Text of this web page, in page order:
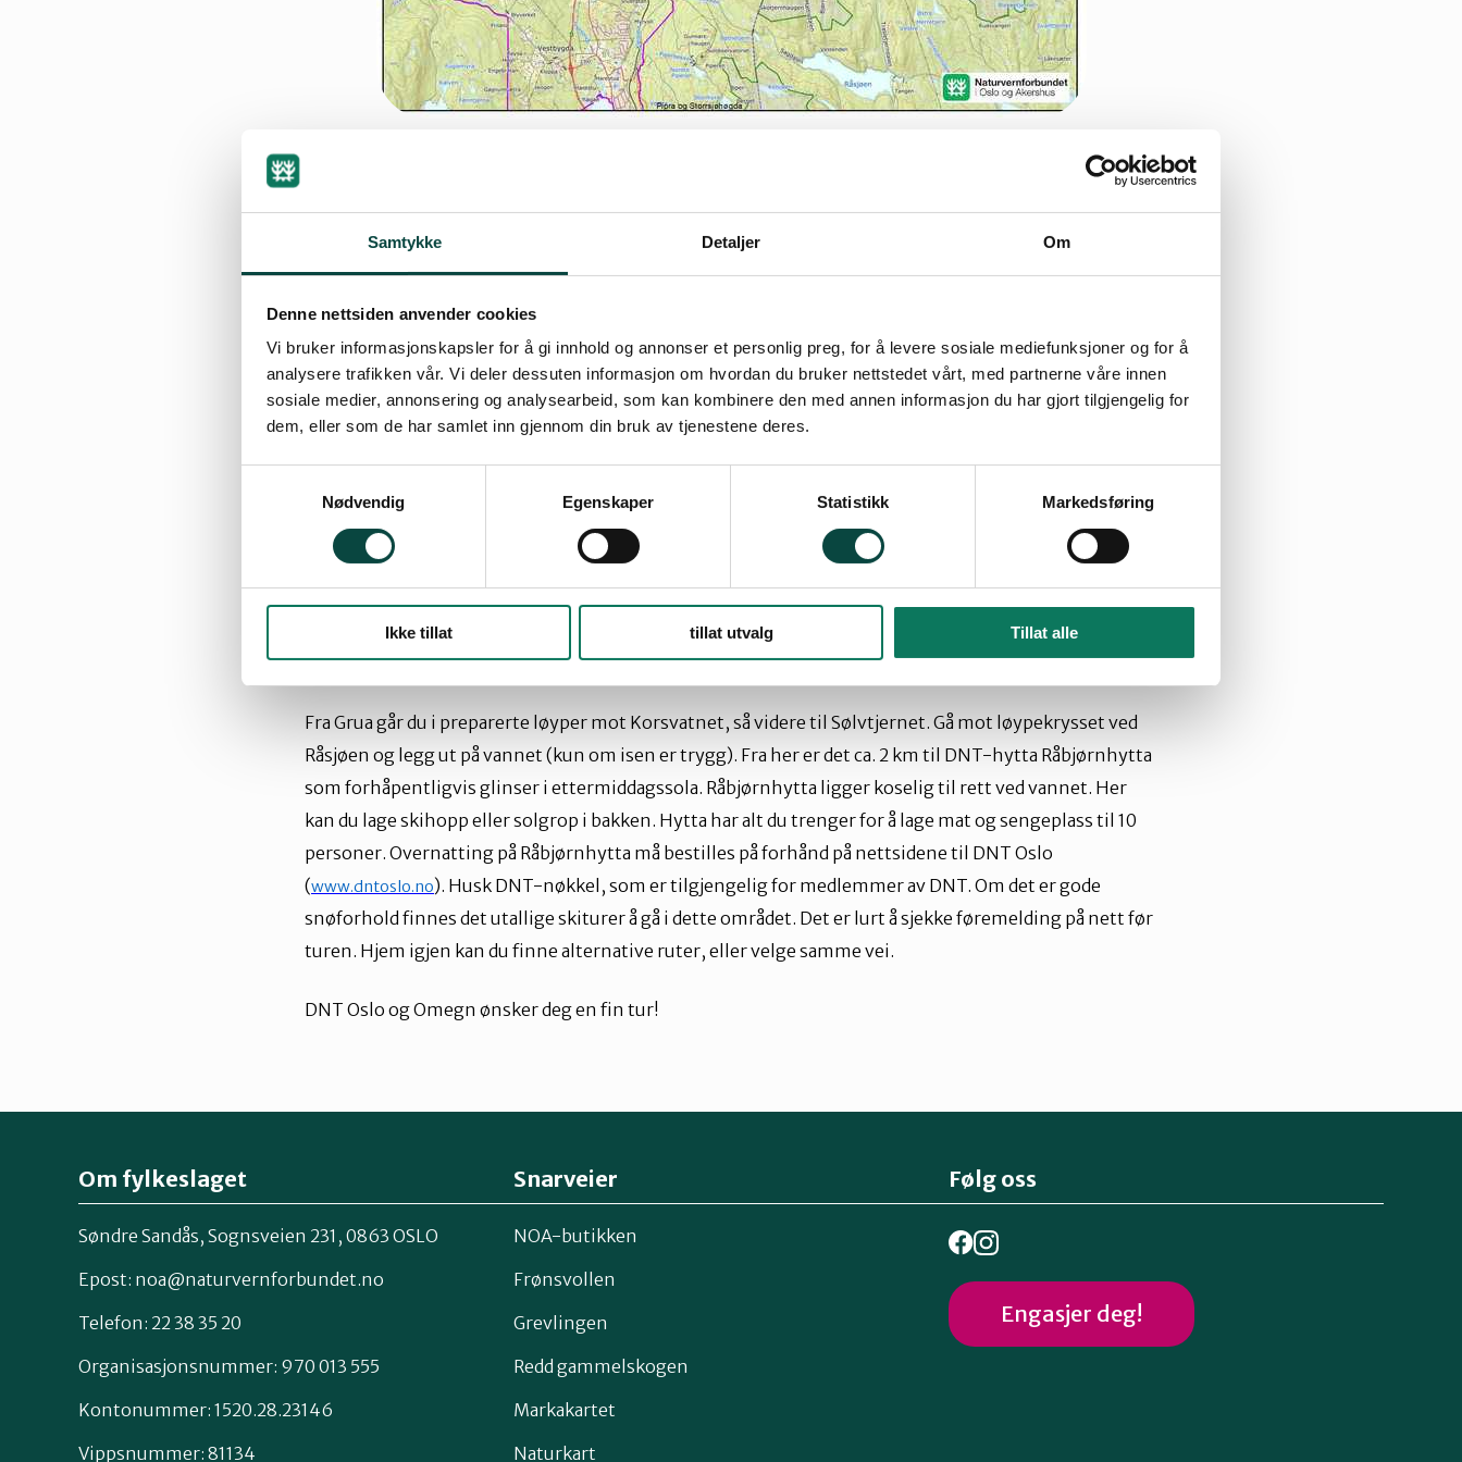
Samtykke Detaljer Om
Denne nettsiden anvender cookies
Vi bruker informasjonskapsler for å gi innhold og annonser et personlig preg, for å levere sosiale mediefunksjoner og for å
analysere trafikken vår. Vi deler dessuten informasjon om hvordan du bruker nettstedet vårt, med partnerne våre innen
sosiale medier, annonsering og analysearbeid, som kan kombinere den med annen informasjon du har gjort tilgjengelig for
dem, eller som de har samlet inn gjennom din bruk av tjenestene deres.
Nødvendig
Egenskaper Statistikk Markedsføring
Ikke tillat tillat utvalg Tillat alle
Asker Jan Häusler
02.07.2019 11:56| Sist oppdatert: 21.11.2022 22:47
I Romerikså sen ligger snøen gjerne lengre enn andre steder og byr på lite folk i l
Ta toget til Grua.
Lengde på turen 14 km en vei.
Passer for voksne og ungdom. Vanskelighetsgrad: middels.
Fra Grua går du i preparerte l øyper mot Korsvatnet, så videre til Sø lvtjernet. Gå mot l øypekrysset ved
Råsjøen og legg ut på vannet (kun om isen er trygg). Fra her er det ca. 2 km til DNT-hytta Råbjørnhytta
som forhåpentligvis glinser i ettermiddagssola. Råbjørnhytta ligger koselig til rett ved vannet. Her
kan du lage skihopp eller solgrop i bakken. Hytta har alt du trenger for å lage mat og sengeplass til 10
personer. Overnatting på Råbjørnhytta må bestilles på forhånd på nettsidene til DNT Oslo
(www.dntoslo.no). Husk DNT-nø kkel, som er tilgjengelig for medlemmer av DNT. Om det er gode
snøforhold finnes det utallige skiturer å gå i dette området. Det er lurt å sjekke føremelding på nett før
turen. Hjem igjen kan du finne alternative ruter, eller velge samme vei.
DNT Oslo og Omegn ønsker deg en fin tur!
Om fylkeslaget
Søndre Sandås, Sognsveien 231, 0863 OSLO
Epost: noa@naturvernforbundet.no
Telefon: 22 38 35 20
Organisasjonsnummer: 970 013 555
Kontonummer: 1520.28.23146
Vippsnummer: 81134
Snarveier
NOA-butikken
Frønsvollen
Grevlingen
Redd gammelskogen
Markakartet
Naturkart
Følg oss
Engasjer deg!